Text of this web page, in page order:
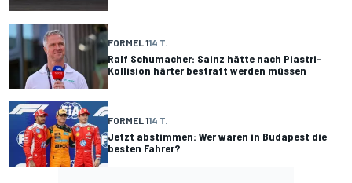
FORMEL 114 T.
Ralf Schumacher: Sainz hätte nach Piastri-
Kollision härter bestraft werden müssen
FORMEL 114 T.
Jetzt abstimmen: Wer waren in Budapest die
besten Fahrer?